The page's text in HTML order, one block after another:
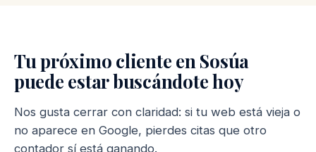
Tu próximo cliente en Sosúa
puede estar buscándote hoy
Nos gusta cerrar con claridad: si tu web está vieja o
no aparece en Google, pierdes citas que otro
contador sí está ganando.